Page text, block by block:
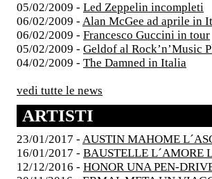
05/02/2009 - Led Zeppelin incompleti
06/02/2009 - Alan McGee ad aprile in
06/02/2009 - Francesco Guccini in tour
05/02/2009 - Geldof al Rock’n’Music
04/02/2009 - The Damned in Italia
vedi tutte le news
ARTISTI
23/01/2017 - AUSTIN MAHOME
16/01/2017 - BAUSTELLE L´AMORE
12/12/2016 - HONOR UNA PEN-